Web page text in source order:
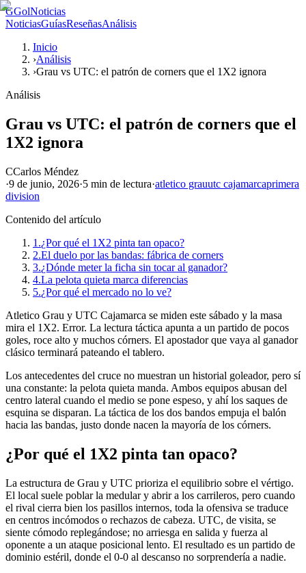
GGolNoticias
NoticiasGuíasReseñasAnálisis
Inicio
›Análisis
›Grau vs UTC: el patrón de corners que el 1X2 ignora
Análisis
Grau vs UTC: el patrón de corners que el
1X2 ignora
CCarlos Méndez
·9 de junio, 2026·5 min de lectura·atletico grauutc cajamarcaprimera
division
Contenido del artículo
1.¿Por qué el 1X2 pinta tan opaco?
2.El duelo por las bandas: fábrica de corners
3.¿Dónde meter la ficha sin tocar al ganador?
4.La pelota quieta marca diferencias
5.¿Por qué el mercado no lo ve?
Atletico Grau y UTC Cajamarca se miden este sábado y la masa
mira el 1X2. Error. La lectura táctica apunta a un partido de pocos
goles, roce alto y muchos córners. El apostador que vaya al ganador
clásico terminará pateando el tablero.
Los antecedentes del cruce no muestran un historial goleador, pero sí
una constante: la pelota quieta manda. Ambos equipos abusan del
centro lateral cuando el medio se pone espeso, y ahí los saques de
esquina se disparan. La táctica de los dos bandos empuja el balón
hacia las bandas, justo donde nacen la mayoría de los córners.
¿Por qué el 1X2 pinta tan opaco?
La estructura de Grau y UTC prioriza el equilibrio sobre el vértigo.
El local suele poblar la medular y abrir a los carrileros, pero cuando
el rival cierra bien los pasillos internos, toda la ofensiva se traduce
en centros incómodos o rechazos de cabeza. UTC, de visita, se
siente cómodo replegándose; no arriesga en salida y fuerza al
oponente a un ataque posicional lento. El resultado es un partido de
dominio estéril, donde el 0-0 al descanso no sorprendería a nadie.